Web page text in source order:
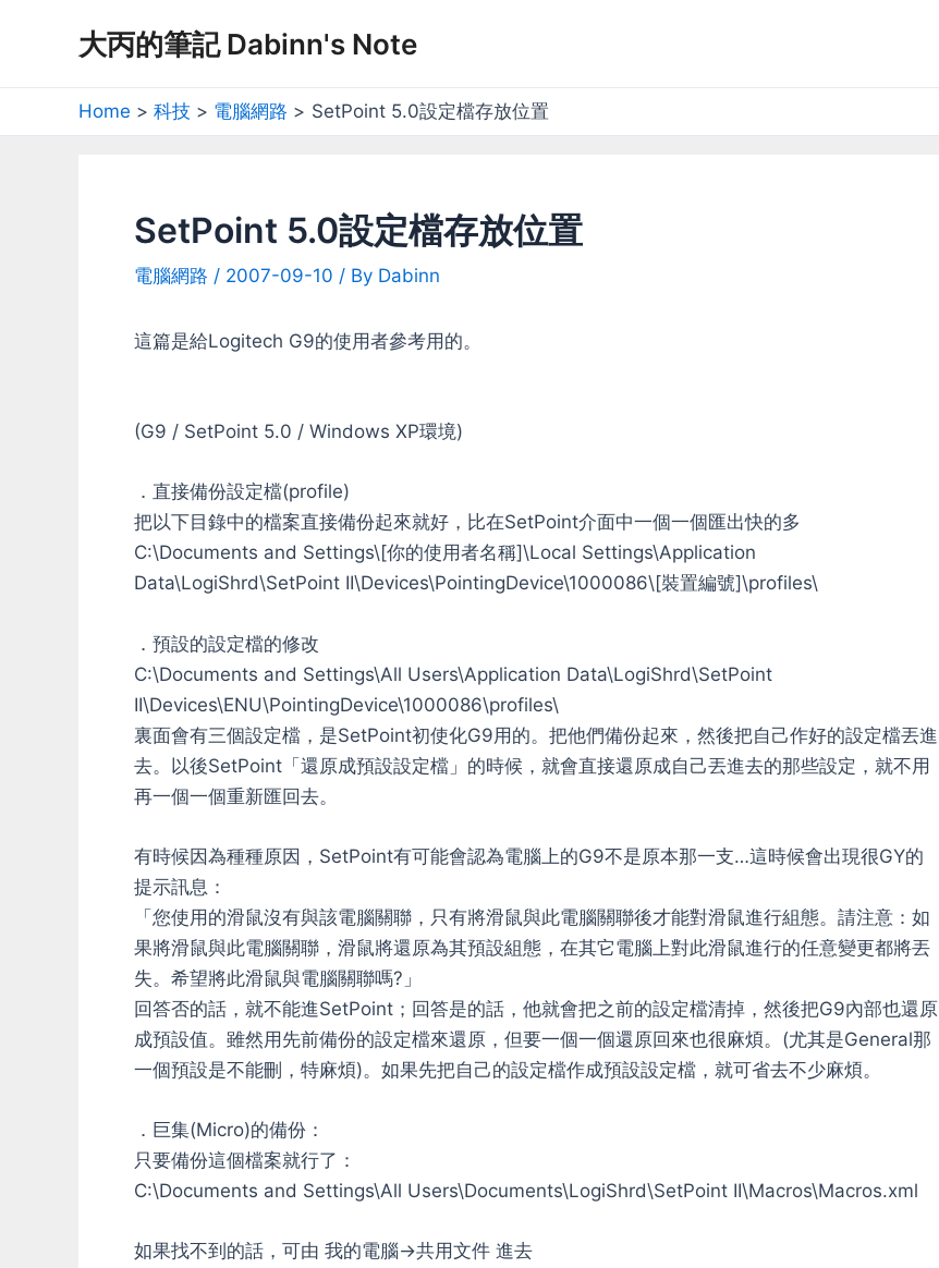
大丙的筆記 Dabinn's Note
Home 科技 電腦網路 SetPoint 5.0設定檔存放位置
SetPoint 5.0設定檔存放位置
電腦網路 / 2007-09-10 / By Dabinn
這篇是給Logitech G9的使用者參考用的。
(G9 / SetPoint 5.0 / Windows XP環境)
．直接備份設定檔(profile)
把以下目錄中的檔案直接備份起來就好，比在SetPoint介面中一個一個匯出快的多
C:\Documents and Settings\[你的使用者名稱]\Local Settings\Application
Data\LogiShrd\SetPoint II\Devices\PointingDevice\1000086\[裝置編號]\profiles\
．預設的設定檔的修改
C:\Documents and Settings\All Users\Application Data\LogiShrd\SetPoint
II\Devices\ENU\PointingDevice\1000086\profiles\
裏面會有三個設定檔，是SetPoint初使化G9用的。把他們備份起來，然後把自己作好的設定檔丟進
去。以後SetPoint「還原成預設設定檔」的時候，就會直接還原成自己丟進去的那些設定，就不用
再一個一個重新匯回去。
有時候因為種種原因，SetPoint有可能會認為電腦上的G9不是原本那一支…這時候會出現很GY的
提示訊息：
「您使用的滑鼠沒有與該電腦關聯，只有將滑鼠與此電腦關聯後才能對滑鼠進行組態。請注意：如
果將滑鼠與此電腦關聯，滑鼠將還原為其預設組態，在其它電腦上對此滑鼠進行的任意變更都將丟
失。希望將此滑鼠與電腦關聯嗎?」
回答否的話，就不能進SetPoint；回答是的話，他就會把之前的設定檔清掉，然後把G9內部也還原
成預設值。雖然用先前備份的設定檔來還原，但要一個一個還原回來也很麻煩。(尤其是General那
一個預設是不能刪，特麻煩)。如果先把自己的設定檔作成預設設定檔，就可省去不少麻煩。
．巨集(Micro)的備份：
只要備份這個檔案就行了：
C:\Documents and Settings\All Users\Documents\LogiShrd\SetPoint II\Macros\Macros.xml
如果找不到的話，可由 我的電腦->共用文件 進去